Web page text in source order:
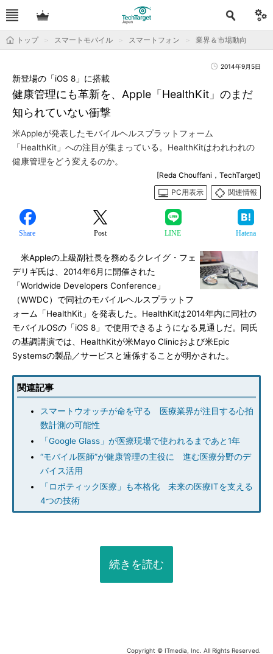
トップ スマートモバイル スマートフォン 業界＆市場動向
2014年9月5日
健康管理にも革新を、Apple「HealthKit」のまだ
知られていない衝撃
新登場の「iOS 8」に搭載
米Appleが発表したモバイルヘルスプラットフォーム
「HealthKit」への注目が集まっている。HealthKitはわれわれの
健康管理をどう変えるのか。
[Reda Chouffani，TechTarget]
PC用表示
関連情報
Share Post LINE Hatena
米Appleの上級副社長を務めるクレイグ・フェ
デリギ氏は、2014年6月に開催された
「Worldwide Developers Conference」
（WWDC）で同社のモバイルヘルスプラットフ
ォーム「HealthKit」を発表した。HealthKitは2014年内に同社の
モバイルOSの「iOS 8」で使用できるようになる見通しだ。同氏
の基調講演では、HealthKitが米Mayo Clinicおよび米Epic
Systemsの製品／サービスと連係することが明かされた。
関連記事
スマートウオッチが命を守る 医療業界が注目する心拍
数計測の可能性
「Google Glass」が医療現場で使われるまであと1年
“モバイル医師”が健康管理の主役に 進む医療分野のデ
バイス活用
「ロボティック医療」も本格化 未来の医療ITを支える
4つの技術
続きを読む
Copyright © ITmedia, Inc. All Rights Reserved.